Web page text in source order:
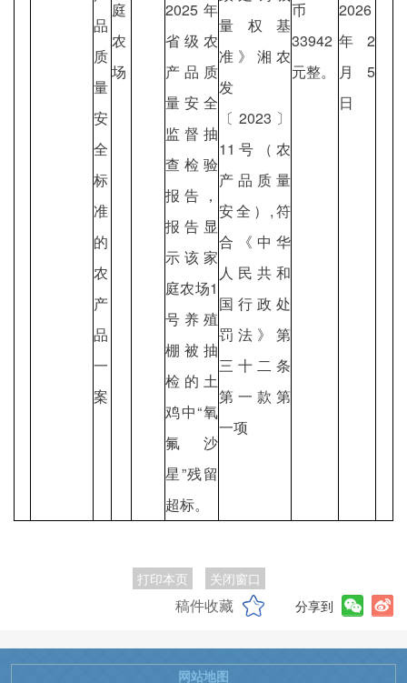
品
质
量
安
全
标
准
的
农
产
品
一
案
庭
农
场
2025年
省级农
产品质
量安全
监督抽
查检验
报告，
报告显
示该家
庭农场1
号养殖
棚被抽
检的土
鸡中“氧
氟沙
星”残留
超标。
量权基
准》湘农
发
〔2023〕
11号（农
产品质量
安全）,符
合《中华
人民共和
国行政处
罚法》第
三十二条
第一款第
一项
币
33942
元整。
2026
年2
月5
日
打印本页 关闭窗口
稿件收藏 分享到
网站地图